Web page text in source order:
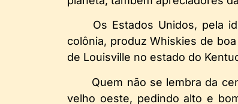
Os Estados Unidos, pela
colônia, produz Whiskies de
de Louisville no estado do
Quem não se lembra da
velho oeste, pedindo alto e